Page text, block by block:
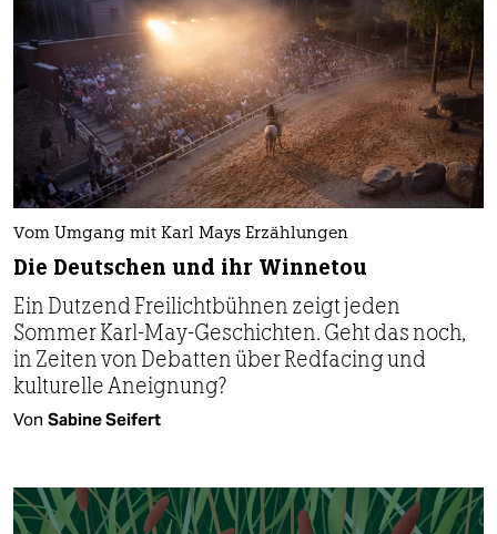
Vom Umgang mit Karl Mays Erzählungen
Die Deutschen und ihr Winnetou
Ein Dutzend Freilichtbühnen zeigt jeden
Sommer Karl-May-Geschichten. Geht das noch,
in Zeiten von Debatten über Redfacing und
kulturelle Aneignung?
Von Sabine Seifert